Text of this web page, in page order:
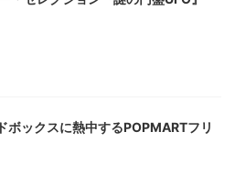
ボックスに熱中するPOPMARTフリ